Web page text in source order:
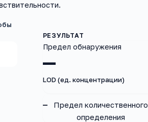
—
Предел обнаружения
LOD (ед. концентрации)
—
Предел количественного
определения